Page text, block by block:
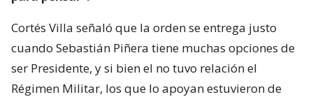
Cortés Villa señaló que la orden se entrega justo
cuando Sebastián Piñera tiene muchas opciones de
ser Presidente, y si bien el no tuvo relación el
Régimen Militar, los que lo apoyan estuvieron de